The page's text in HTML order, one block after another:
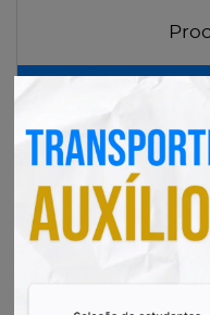
Radar